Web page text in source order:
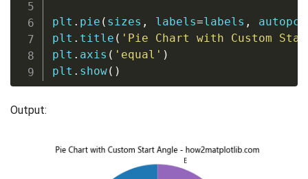
plt . pie ( sizes , labels=labels , autopct
plt . title ( 'Pie Chart with Custom
plt . axis ( 'equal' )
plt . show( )
Output: